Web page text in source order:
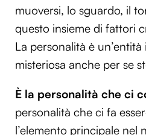
muoversi, lo sguardo, il
questo insieme di fattori
La personalità è
misteriosa anche per se
È la personalità che ci
personalità che ci fa
l’elemento principale nel